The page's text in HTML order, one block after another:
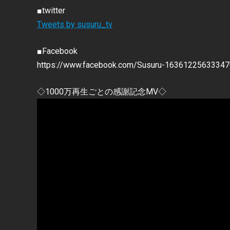
■twitter
Tweets by susuru_tv
■Facebook
https://www.facebook.com/Susuru-
◇1000万再生ごとの感謝記念MV◇